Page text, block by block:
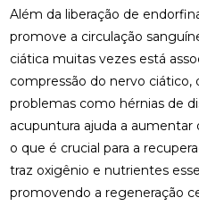
Além da liberação de
promove a circulação
ciática muitas vezes está
compressão do nervo ciático,
problemas como hérnias de
acupuntura ajuda a aumentar
o que é crucial para a
traz oxigênio e nutrientes
promovendo a regeneração
TRATAMENTO DA
COMO A OSTEOPATIA PODE ALIVIAR A DOR NO
COMO A OSTEOPATIA RJ PODE MELHORAR SUA
QUALIDADE DE VIDA
SUAS DORES